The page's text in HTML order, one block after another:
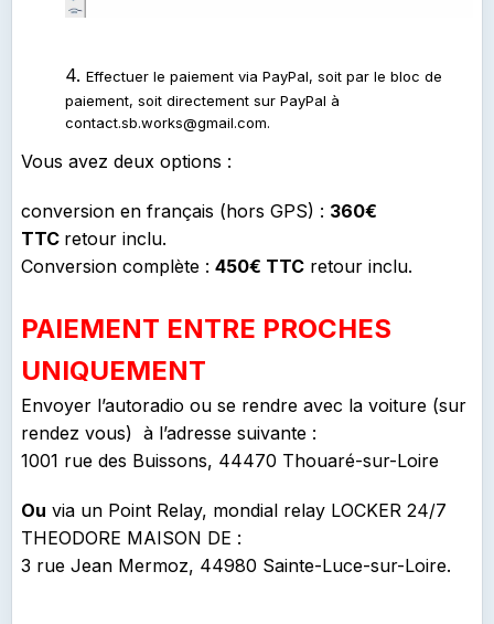
4. Effectuer le paiement via PayPal, soit par le bloc de
paiement, soit directement sur PayPal à
contact.sb.works@gmail.com.
Vous avez deux options :
conversion en français (hors GPS) : 360€
TTC retour inclu.
Conversion complète : 450€ TTC retour inclu.
PAIEMENT ENTRE PROCHES
UNIQUEMENT
Envoyer l’autoradio ou se rendre avec la voiture (sur
rendez vous) à l’adresse suivante :
1001 rue des Buissons, 44470 Thouaré-sur-Loire
Ou via un Point Relay, mondial relay LOCKER 24/7
THEODORE MAISON DE :
3 rue Jean Mermoz, 44980 Sainte-Luce-sur-Loire.